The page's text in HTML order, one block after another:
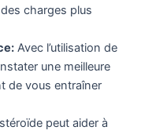
charges plus
Avec l’utilisation de
une meilleure
de vous entraîner
peut aider à